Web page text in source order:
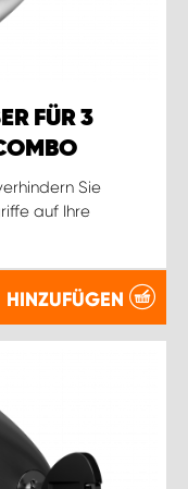
FÜR 3
Sie
auf Ihre
HINZUFÜGEN